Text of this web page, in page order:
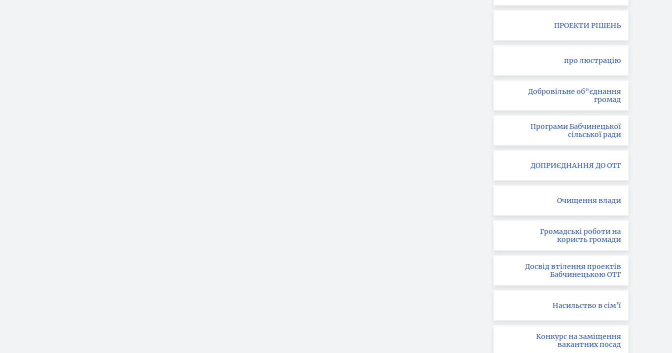
ПРОЕКТИ РІШЕНЬ
про люстрацію
Добровільне об"єднання
громад
Програми Бабчинецької
сільської ради
ДОПРИЄДНАННЯ ДО ОТГ
Очищення влади
Громадські роботи на
користь громади
Досвід втілення проектів
Бабчинецькою ОТГ
Насильство в сім’ї
Конкурс на заміщення
вакантних посад